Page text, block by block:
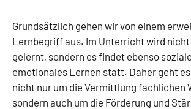
Grundsätzlich gehen wir von einem
Lernbegriff aus. Im Unterricht wird
gelernt, sondern es findet ebenso
emotionales Lernen statt. Daher geht
nicht nur um die Vermittlung fachlichen
sondern auch um die Förderung und